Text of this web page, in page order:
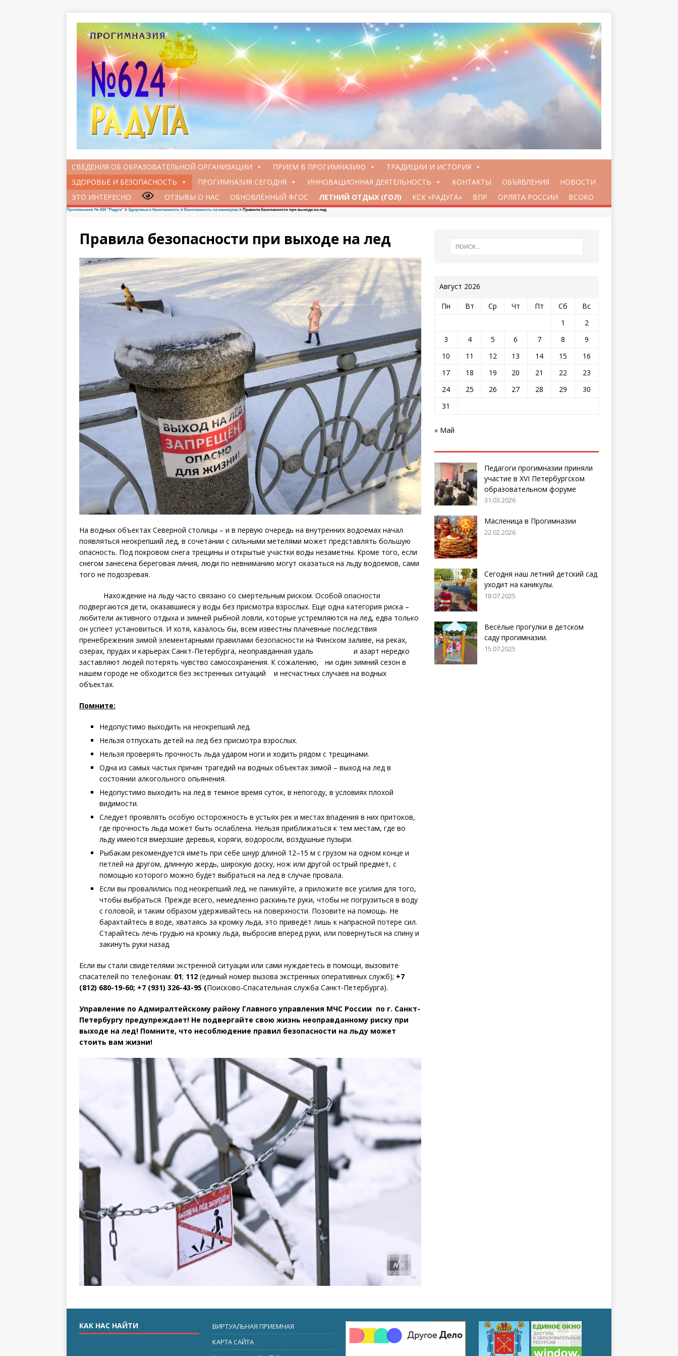
СВЕДЕНИЯ ОБ ОБРАЗОВАТЕЛЬНОЙ ОРГАНИЗАЦИИ ПРИЕМ В ПРОГИМНАЗИЮ
ТРАДИЦИИ И ИСТОРИЯ
ЗДОРОВЬЕ И БЕЗОПАСНОСТЬ
ПРОГИМНАЗИЯ СЕГОДНЯ ИННОВАЦИОННАЯ ДЕЯТЕЛЬНОСТЬ КОНТАКТЫ ОБЪЯВЛЕНИЯ
НОВОСТИ
ЭТО ИНТЕРЕСНО
ОТЗЫВЫ О НАС ОБНОВЛЁННЫЙ ФГОС ЛЕТНИЙ ОТДЫХ (ГОЛ) КСК «РАДУГА» ВПР ОРЛЯТА РОССИИ ВСОКО
Прогимназия № 624 "Радуга" > Здоровье и безопасность > Безопасность на каникулах > Правила безопасности при выходе на лед
Правила безопасности при выходе на лед
На водных объектах Северной столицы – и в первую очередь на внутренних водоемах начал
появляться неокрепший лед, в сочетании с сильными метелями может представлять большую
опасность. Под покровом снега трещины и открытые участки воды незаметны. Кроме того, если
снегом занесена береговая линия, люди по невниманию могут оказаться на льду водоемов, сами
того не подозревая.
Нахождение на льду часто связано со смертельным риском. Особой опасности
подвергаются дети, оказавшиеся у воды без присмотра взрослых. Еще одна категория риска –
любители активного отдыха и зимней рыбной ловли, которые устремляются на лед, едва только
он успеет установиться. И хотя, казалось бы, всем известны плачевные последствия
пренебрежения зимой элементарными правилами безопасности на Финском заливе, на реках,
озерах, прудах и карьерах Санкт-Петербурга, неоправданная удаль и азарт нередко
заставляют людей потерять чувство самосохранения. К сожалению, ни один зимний сезон в
нашем городе не обходится без экстренных ситуаций и несчастных случаев на водных
объектах.
Помните:
Недопустимо выходить на неокрепший лед.
Нельзя отпускать детей на лед без присмотра взрослых.
Нельзя проверять прочность льда ударом ноги и ходить рядом с трещинами.
Одна из самых частых причин трагедий на водных объектах зимой – выход на лед в
состоянии алкогольного опьянения.
Недопустимо выходить на лед в темное время суток, в непогоду, в условиях плохой
видимости.
Следует проявлять особую осторожность в устьях рек и местах впадения в них притоков,
где прочность льда может быть ослаблена. Нельзя приближаться к тем местам, где во
льду имеются вмерзшие деревья, коряги, водоросли, воздушные пузыри.
Рыбакам рекомендуется иметь при себе шнур длиной 12–15 м с грузом на одном конце и
петлей на другом, длинную жердь, широкую доску, нож или другой острый предмет, с
помощью которого можно будет выбраться на лед в случае провала.
Если вы провалились под неокрепший лед, не паникуйте, а приложите все усилия для того,
чтобы выбраться. Прежде всего, немедленно раскиньте руки, чтобы не погрузиться в воду
с головой, и таким образом удерживайтесь на поверхности. Позовите на помощь. Не
барахтайтесь в воде, хватаясь за кромку льда, это приведёт лишь к напрасной потере сил.
Старайтесь лечь грудью на кромку льда, выбросив вперед руки, или повернуться на спину и
закинуть руки назад.
Если вы стали свидетелями экстренной ситуации или сами нуждаетесь в помощи, вызовите
спасателей по телефонам: 01; 112 (единый номер вызова экстренных оперативных служб); +7
(812) 680-19-60; +7 (931) 326-43-95 (Поисково-Спасательная служба Санкт-Петербурга).
Управление по Адмиралтейскому району Главного управления МЧС России по г. Санкт-
Петербургу предупреждает! Не подвергайте свою жизнь неоправданному риску при
выходе на лед! Помните, что несоблюдение правил безопасности на льду может
стоить вам жизни!
Август 2026
Пн Вт Ср Чт Пт Сб
Вс
1
2
3
4 5 6 7 8
9
10
11 12 13 14 15
16
17
18 19 20 21 22
23
24
25 26 27 28 29
30
31
« Май
Педагоги прогимназии приняли
участие в XVI Петербургском
образовательном форуме
31.03.2026
Масленица в Прогимназии
22.02.2026
Сегодня наш летний детский сад
уходит на каникулы.
18.07.2025
Весёлые прогулки в детском
саду прогимназии.
15.07.2025
КАК НАС НАЙТИ
ВИРТУАЛЬНАЯ ПРИЕМНАЯ
КАРТА САЙТА